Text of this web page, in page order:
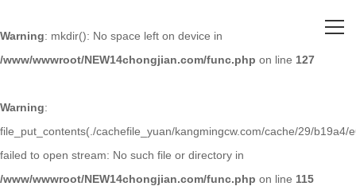
Warning: mkdir(): No space left on device in
/www/wwwroot/NEW14chongjian.com/func.php on line 127
Warning:
file_put_contents(./cachefile_yuan/kangmingcw.com/cache/29/b19a4/
failed to open stream: No such file or directory in
/www/wwwroot/NEW14chongjian.com/func.php on line 115
关于草莓视频APP官网
主营产品
人才招聘